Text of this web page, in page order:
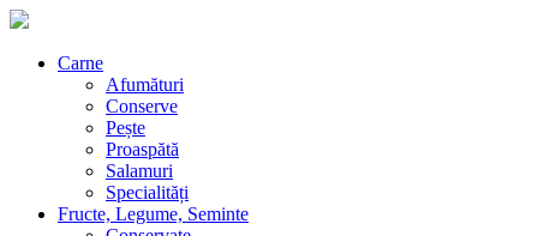
Carne
Afumături
Conserve
Pește
Proaspătă
Salamuri
Specialități
Fructe, Legume, Seminte